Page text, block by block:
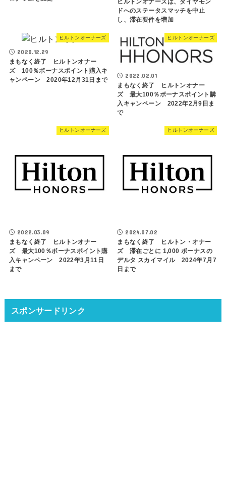
ヒルトンオナーズは、ダイヤモン
ドへのステータスマッチを中止
し、滞在要件を増加
ヒルトンオーナーズ
2020.12.29
まもなく終了 ヒルトンオナー
ズ 100％ボーナスポイント購入キ
ャンペーン 2020年12月31日まで
ヒルトンオーナーズ
2022.02.01
まもなく終了 ヒルトンオナー
ズ 最大100％ボーナスポイント購
入キャンペーン 2022年2月9日ま
で
ヒルトンオーナーズ
2022.03.09
まもなく終了 ヒルトンオナー
ズ 最大100％ボーナスポイント購
入キャンペーン 2022年3月11日
まで
ヒルトンオーナーズ
2024.07.02
まもなく終了 ヒルトン・オナー
ズ 滞在ごとに 1,000 ボーナスの
デルタ スカイマイル 2024年7月7
日まで
スポンサードリンク